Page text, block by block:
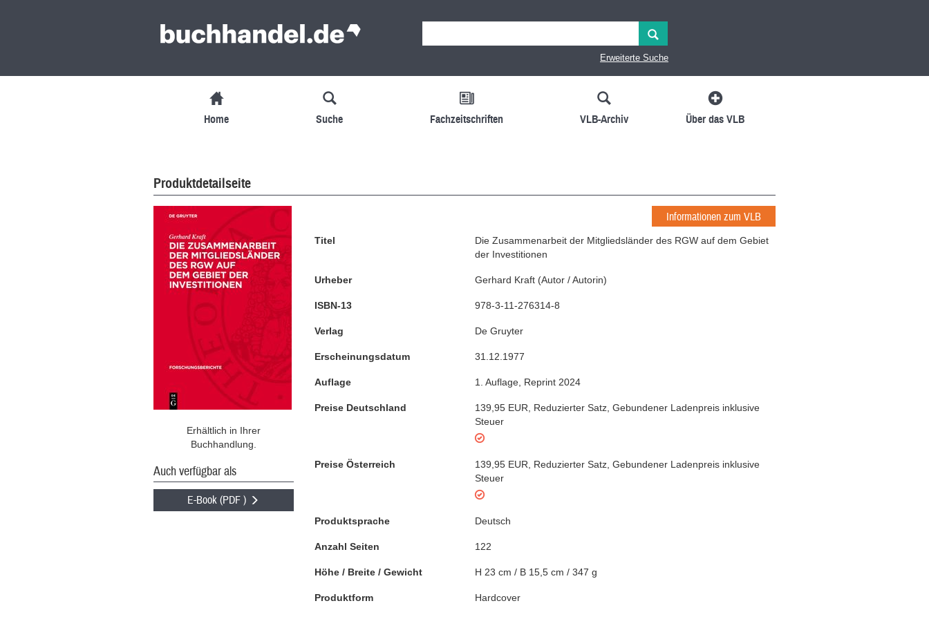
Erweiterte Suche
Home Suche Fachzeitschriften VLB-Archiv Über das VLB
Produktdetailseite
Erhältlich in Ihrer
Buchhandlung.
Auch verfügbar als
E-Book (PDF )
Informationen zum VLB
Titel
Die Zusammenarbeit der Mitgliedsländer des RGW auf dem Gebiet
der Investitionen
Urheber Gerhard Kraft (Autor / Autorin)
ISBN-13 978-3-11-276314-8
Verlag De Gruyter
Erscheinungsdatum 31.12.1977
Auflage 1. Auflage Reprint 2024
Preise Deutschland 139,95 EUR Reduzierter Satz Gebundener Ladenpreis inklusive
Steuer
Preise Österreich 139,95 EUR Reduzierter Satz Gebundener Ladenpreis inklusive
Steuer
Produktsprache Deutsch
Anzahl Seiten 122
Höhe / Breite / Gewicht H 23 cm / B 15,5 cm / 347 g
Produktform Hardcover